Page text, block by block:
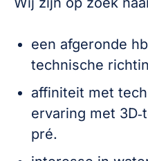
een afgeronde
technische
affiniteit met
ervaring met
pré.